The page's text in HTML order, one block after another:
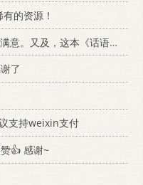
的资源！
又及，这本《话语的真相》...
了
支持weixin支付
👍 感谢~